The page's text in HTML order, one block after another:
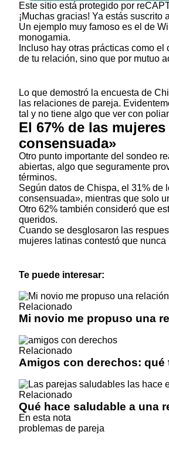
Este sitio está protegido por
¡Muchas gracias! Ya estás suscrito
Un ejemplo muy famoso es el de
monogamia.
Incluso hay otras prácticas como el
de tu relación, sino que por mutuo
Lo que demostró la encuesta de
las relaciones de pareja.
tal y no tiene algo que ver con
El 67% de las
consensuada»
Otro punto importante del sondeo
abiertas, algo que seguramente
términos.
Según datos de Chispa, el 31% de
consensuada», mientras que solo
Otro 62% también consideró que
queridos.
Cuando se desglosaron las
mujeres latinas contestó que
Te puede interesar:
Relacionado
Mi novio me propuso una
Relacionado
Amigos con derechos:
Relacionado
Qué hace saludable a una
En esta nota
problemas de pareja